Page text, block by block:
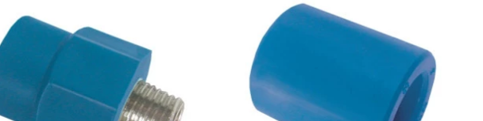
17:45h
9202